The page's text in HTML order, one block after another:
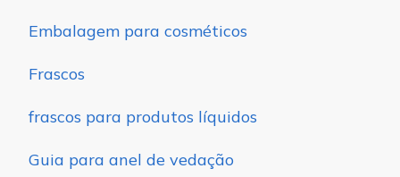
Embalagem para cosméticos
Frascos
frascos para produtos líquidos
Guia para anel de vedação